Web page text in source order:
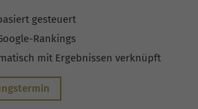
gesteuert
Rankings
mit Ergebnissen verknüpft